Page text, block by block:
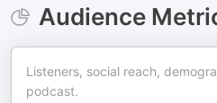
Audience
Listeners, social reach,
podcast.